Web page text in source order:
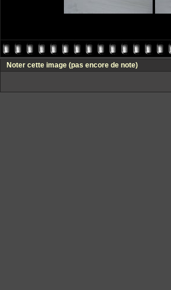
Noter cette image (pas encore de note)